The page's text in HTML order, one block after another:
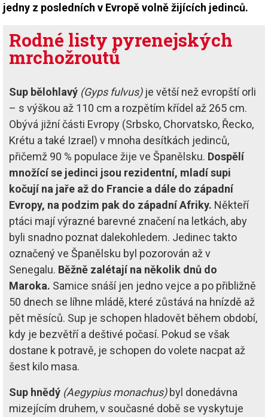
jedny z posledních v Evropě volně žijících jedinců.
Rodné listy pyrenejských
mrchožroutů
Sup bělohlavý (Gyps fulvus)je větší než evropští orli
– s výškou až 110 cm a rozpětím křídel až 265 cm.
Obývá jižní části Evropy (Srbsko, Chorvatsko, Řecko,
Krétu a také Izrael) v mnoha desítkách jedinců,
přičemž 90 % populace žije ve Španělsku. Dospělí
množící se jedinci jsou rezidentní, mladí supi
kočují na jaře až do Francie a dále do západní
Evropy, na podzim pak do západní Afriky. Někteří
ptáci mají výrazné barevné značení na letkách, aby
byli snadno poznat dalekohledem. Jedinec takto
označený ve Španělsku byl pozorován až v
Senegalu. Běžně zalétají na několik dnů do
Maroka. Samice snáší jen jedno vejce a po přibližně
50 dnech se líhne mládě, které zůstává na hnízdě až
pět měsíců. Sup je schopen hladovět během období,
kdy je bezvětří a deštivé počasí. Pokud se však
dostane k potravě, je schopen do volete nacpat až
šest kilo masa.
Sup hnědý (Aegypius monachus)byl donedávna
mizejícím druhem, v současné době se vyskytuje